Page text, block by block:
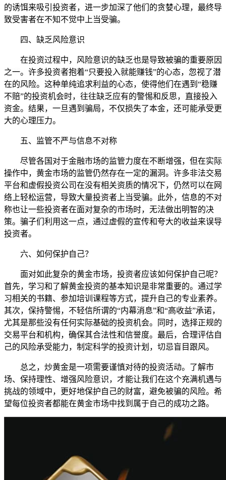
的诱饵来吸引投资者，进一步加深了他们的贪婪心理，最终导
致受害者在不知不觉中上当受骗。
四、缺乏风险意识
在投资过程中，风险意识的缺乏也是导致被骗的重要原因
之一。许多投资者抱着“只要投入就能赚钱”的心态，忽视了潜
在的风险。这种单纯追求利益的心态，使得他们在遇到“稳赚
不赔”的投资机会时，往往缺乏应有的警惕和反思，直接投入
资金。结果，一旦遇到骗局，不仅损失了本金，还可能承受更
大的心理压力。
五、监管不严与信息不对称
尽管各国对于金融市场的监管力度在不断增强，但在实际
操作中，黄金市场的监管仍然存在一定的漏洞。许多非法交易
平台和虚假投资公司在没有相关资质的情况下，仍然可以在网
络上轻松运营，导致大量投资者上当受骗。此外，信息的不对
称也让一些投资者在面对复杂的市场时，无法做出明智的决
策。骗子们利用这一点，通过虚假的宣传和夸大的收益来误导
投资者。
六、如何保护自己？
面对如此复杂的黄金市场，投资者应该如何保护自己呢？
首先，学习和了解黄金投资的基本知识是非常重要的。通过学
习相关的书籍、参加培训课程等方式，提升自己的专业素养。
其次，保持警惕，不轻信所谓的“内幕消息”和“高收益”承诺，
尤其是那些没有任何实际基础的投资机会。同时，选择正规的
交易平台和机构，确保其合法性和信誉度。最后，合理评估自
己的风险承受能力，制定科学的投资计划，切忌盲目跟风。
总之，炒黄金是一项需要谨慎对待的投资活动。了解市
场、保持理性、增强风险意识，才能让我们在这个充满机遇与
挑战的领域中，更好地保护自己的财富，避免被骗的风险。希
望每位投资者都能在黄金市场中找到属于自己的成功之路。